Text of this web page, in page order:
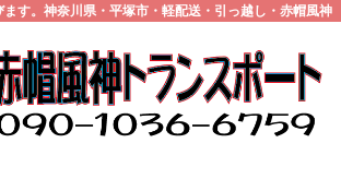
す。神奈川県・平塚市・軽配送・引っ越し・赤帽風神